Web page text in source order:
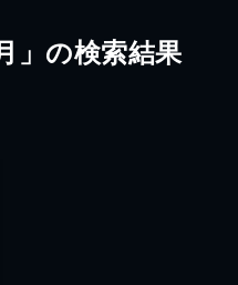
」の検索結果